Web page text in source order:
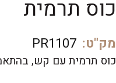
כוס תרמית
מק"ט: PR1107
כוס תרמית עם קש,